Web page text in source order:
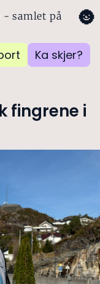
- samlet på
Ka skjer?
🌚
fingrene i